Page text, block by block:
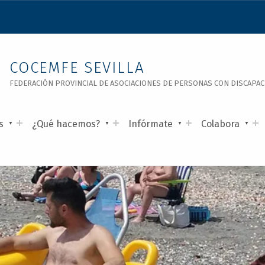
COCEMFE SEVILLA
FEDERACIÓN PROVINCIAL DE ASOCIACIONES DE PERSONAS CON
¿Qué hacemos? Infórmate Colabora